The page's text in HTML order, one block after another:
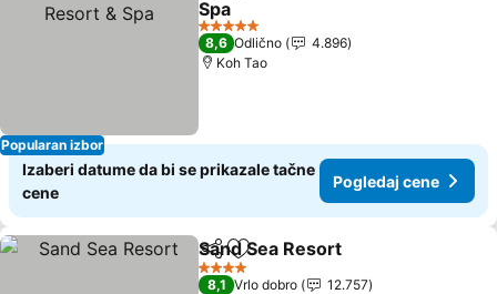
Popularan izbor
Spa
Pogledaj cene
5 Zvezdice
8,6 Odlično
4.896
Koh Tao
Izaberi datume da bi se prikazale tačne
cene
Pogledaj cene
Deli Dodati u favorite
Sand Sea Resort
4 Zvezdice
8,1 Vrlo dobro
12.757